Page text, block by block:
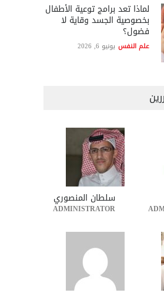
لماذا تعد برامج توعية الأطفال
بخصوصية الجسد وقاية لا
فضول؟
علم النفس يونيو 6, 2026
سلطان المنصوري
ADMINISTRATOR